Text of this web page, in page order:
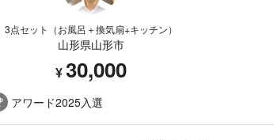
3点セット（お風呂＋換気扇+キッチン）
山形県山形市
¥30,000
アワード2025入選